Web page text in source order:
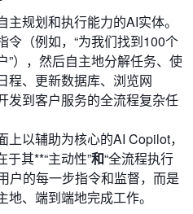
主规划和执行能力的AI实体。
令（例如，“为我们找到100个
”），然后自主地分解任务、使
程、更新数据库、浏览网
发到客户服务的全流程复杂任
上以辅助为核心的AI Copilot，
其**“主动性”和“全流程执行
户的每一步指令和监督，而是
、端到端地完成工作。